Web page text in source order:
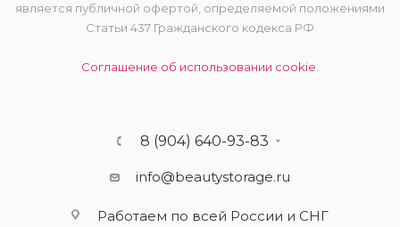
является публичной офертой, определяемой положениями
Статьи 437 Гражданского кодекса РФ
Соглашение об использовании cookie.
8 (904) 640-93-83
info@beautystorage.ru
Работаем по всей России и СНГ